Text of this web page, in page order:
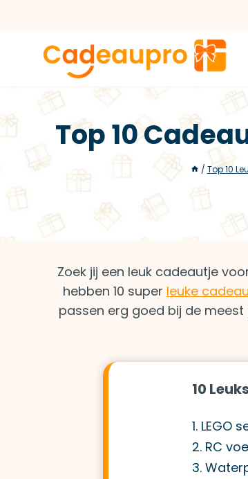
Top 10
/ Top 10
Zoek jij een leuk cadeautje
hebben 10 super leuke
passen erg goed bij de
10
1. LEGO
2. RC
3.